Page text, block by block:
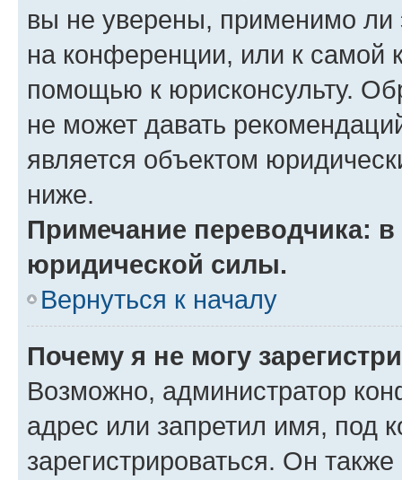
вы не уверены, применимо ли
на конференции, или к самой
помощью к юрисконсульту.
не может давать
является объектом
ниже.
Примечание переводчика:
юридической силы.
Вернуться к началу
Почему я не могу
Возможно, администратор
адрес или запретил имя, под
зарегистрироваться. Он